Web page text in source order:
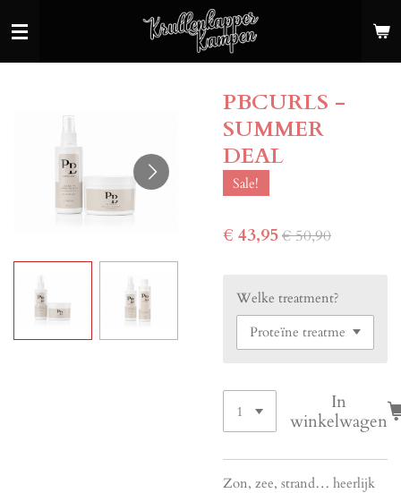
direct
PBCURLS -
SUMMER
DEAL
Sale!
€ 43,95€ 50,90
Welke treatment?
In
winkelwagen
Zon, zee, strand… heerlijk